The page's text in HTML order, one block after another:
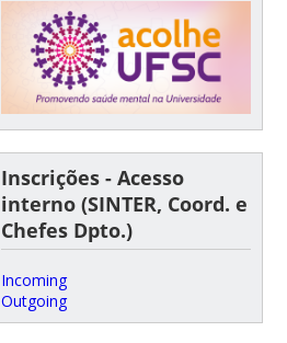
Inscrições - Acesso
interno (SINTER, Coord. e
Chefes Dpto.)
Incoming
Outgoing